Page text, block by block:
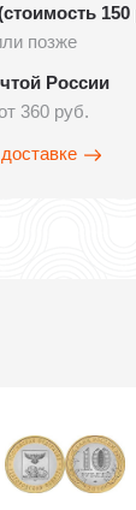
150
позже
России
360 руб.